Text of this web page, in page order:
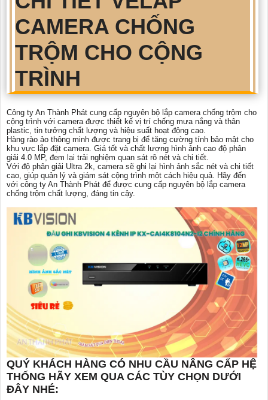
CAMERA CHỐNG
TRỘM CHO CỘNG
TRÌNH
Công ty An Thành Phát cung cấp nguyên bộ lắp camera chống trộm cho
cộng trình với camera được thiết kế vị trí chống mưa nắng và thân
plastic, tin tưởng chất lượng và hiệu suất hoạt động cao.
Hàng rào ảo thông minh được trang bị để tăng cường tính bảo mật cho
khu vực lắp đặt camera. Giá tốt và chất lượng hình ảnh cao độ phân
giải 4.0 MP, đem lại trải nghiệm quan sát rõ nét và chi tiết.
Với độ phân giải Ultra 2k, camera sẽ ghi lại hình ảnh sắc nét và chi tiết
cao, giúp quản lý và giám sát cộng trình một cách hiệu quả. Hãy đến
với công ty An Thành Phát để được cung cấp nguyên bộ lắp camera
chống trộm chất lượng, đáng tin cậy.
QUÝ KHÁCH HÀNG CÓ NHU CẦU NÂNG CẤP HỆ
THỐNG HÃY XEM QUA CÁC TÙY CHỌN DƯỚI
ĐÂY NHÉ: